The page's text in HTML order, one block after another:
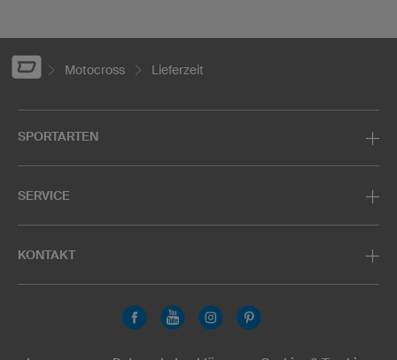
Motocross Lieferzeit
SPORTARTEN
SERVICE
KONTAKT